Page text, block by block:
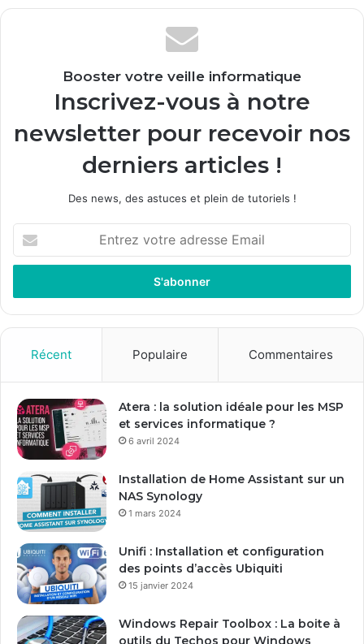
Booster votre veille informatique
Inscrivez-vous à notre
newsletter pour recevoir nos
derniers articles !
Des news, des astuces et plein de tutoriels !
t
e
z
r
e
a
d
s
e
m
a
Récent Populaire Commentaires
Atera : la solution idéale pour les MSP
et services informatique ?
6 avril 2024
Installation de Home Assistant sur un
NAS Synology
1 mars 2024
Unifi : Installation et configuration
des points d’accès Ubiquiti
15 janvier 2024
Windows Repair Toolbox : La boite à
outils du Techos pour Windows